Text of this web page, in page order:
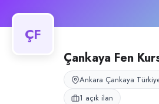
ÇF
Çankaya Fen
Ankara Çankaya
1 açık ilan